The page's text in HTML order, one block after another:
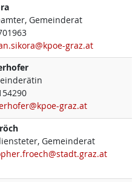
Gemeinderat
graz.at
graz.at
Gemeinderat